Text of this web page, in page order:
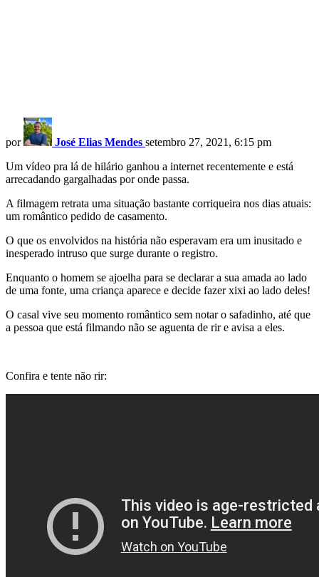
por José Elias Mendes setembro 27, 2021, 6:15 pm
Um vídeo pra lá de hilário ganhou a internet recentemente e está
arrecadando gargalhadas por onde passa.
A filmagem retrata uma situação bastante corriqueira nos dias atuais:
um romântico pedido de casamento.
O que os envolvidos na história não esperavam era um inusitado e
inesperado intruso que surge durante o registro.
Enquanto o homem se ajoelha para se declarar a sua amada ao lado
de uma fonte, uma criança aparece e decide fazer xixi ao lado deles!
O casal vive seu momento romântico sem notar o safadinho, até que
a pessoa que está filmando não se aguenta de rir e avisa a eles.
Confira e tente não rir: